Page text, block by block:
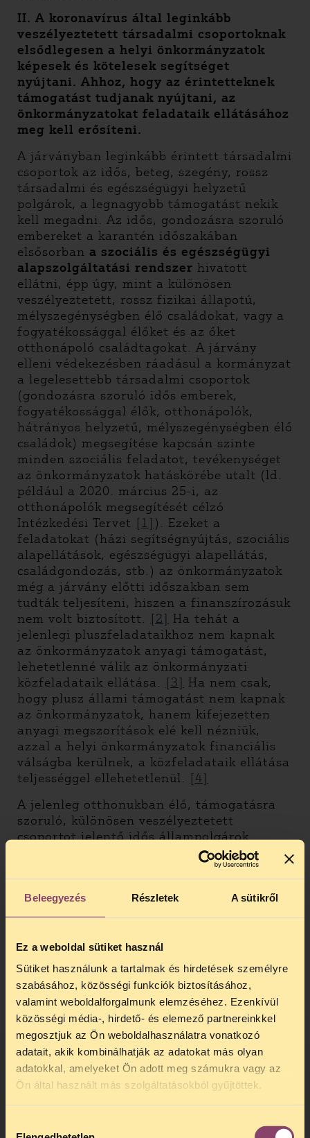
Beleegyezés Részletek A sütikről
Ez a weboldal sütiket használ
Sütiket használunk a tartalmak és hirdetések személyre
szabásához, közösségi funkciók biztosításához,
valamint weboldalforgalmunk elemzéséhez. Ezenkívül
közösségi média-, hirdető- és elemező partnereinkkel
megosztjuk az Ön weboldalhasználatra vonatkozó
adatait, akik kombinálhatják az adatokat más olyan
adatokkal, amelyeket Ön adott meg számukra vagy az
Ön által használt más szolgáltatásokból gyűjtöttek.
II. A koronavírus által leginkább
veszélyeztetett társadalmi csoportoknak
elsődlegesen a helyi önkormányzatok
képesek és kötelesek segítséget
nyújtani. Ahhoz, hogy az érintetteknek
támogatást tudjanak nyújtani, az
önkormányzatokat feladataik ellátásához
meg kell erősíteni.
A járványban leginkább érintett társadalmi
csoportok az idős, beteg, szegény, rossz
társadalmi és egészségügyi helyzetű
polgárok, a legnagyobb támogatást nekik
kell megadni. Az idős, gondozásra szoruló
embereket a karantén időszakában
elsősorban a szociális és egészségügyi
alapszolgáltatási rendszer hivatott
ellátni, épp úgy, mint a különösen
veszélyeztetett, rossz fizikai állapotú,
mélyszegénységben élő családokat, vagy a
fogyatékossággal élőket és az őket
otthonápoló családtagokat. A járvány
elleni védekezésben ráadásul a kormányzat
a legelesettebb társadalmi csoportok
(gondozásra szoruló idős emberek,
fogyatékossággal élők, otthonápolók,
hátrányos helyzetű, mélyszegénységben élő
családok) megsegítése kapcsán szinte
minden szociális feladatot, tevékenységet
az önkormányzatok hatáskörébe utalt (ld.
például a 2020. március 25-i, az
otthonápolók megsegítését célzó
Intézkedési Tervet [1] ). Ezeket a
feladatokat (házi segítségnyújtás, szociális
alapellátások, egészségügyi alapellátás,
családgondozás, stb.) az önkormányzatok
még a járvány előtti időszakban sem
tudták teljesíteni, hiszen a finanszírozásuk
nem volt biztosított. [2] Ha tehát a
jelenlegi pluszfeladataikhoz nem kapnak
az önkormányzatok anyagi támogatást,
lehetetlenné válik az önkormányzati
közfeladataik ellátása. [3] Ha nem csak,
hogy plusz állami támogatást nem kapnak
az önkormányzatok, hanem kifejezetten
anyagi megszorítások elé kell nézniük,
azzal a helyi önkormányzatok financiális
válságba kerülnek, a közfeladataik ellátása
teljességgel ellehetetlenül. [4]
A jelenleg otthonukban élő, támogatásra
szoruló, különösen veszélyeztetett
csoportot jelentő idős állampolgárok
házi segítségnyújtó
lenne hivatott biztosítani. A házi
segítségnyújtás az utóbbi években készült
felmérések szerint a rászorulók tizedét sem
érte el, összesen csak 95 ezer főt tudtak
finanszírozás 2013-ban lecsökkent, azóta
stagnál. Ugyanígy hiányzik az
egészségügyi és a gyermekvédelmi,
családgondozói alapszolgáltatásokat
biztosító kapacitás is, az ország jelentős
területén hiányoznak évek óta a
háziorvosok, a családgondozók, és a
rászorulókat támogatni képes intézmények
(családok átmeneti otthonai,
krízisotthonok, védett házak,
anyaotthonok, stb.).
A Pesti úti idősek otthona példája
TELEFONOS JOGSEGÉLY
SZÜNET!